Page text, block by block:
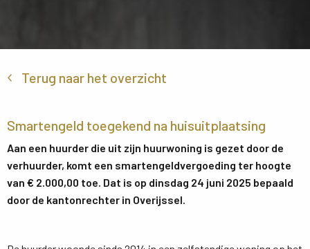
Terug naar het overzicht
Smartengeld toegekend na huisuitplaatsing
Aan een huurder die uit zijn huurwoning is gezet door de
verhuurder, komt een smartengeldvergoeding ter hoogte
van € 2.000,00 toe. Dat is op dinsdag 24 juni 2025 bepaald
door de kantonrechter in Overijssel.